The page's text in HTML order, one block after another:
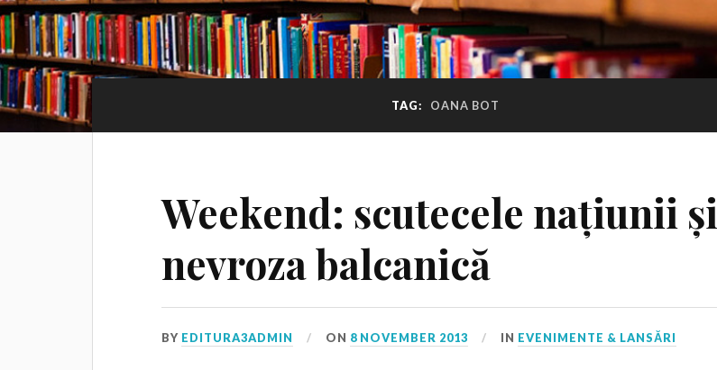
TAG: OANA BOT
Weekend: scutecele națiunii și
nevroza balcanică
BY EDITURA3ADMIN ON 8 NOVEMBER 2013 IN EVENIMENTE & LANSĂRI